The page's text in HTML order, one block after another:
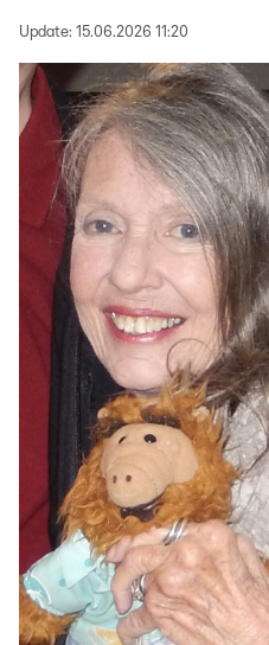
Update: 15.06.2026 11:20